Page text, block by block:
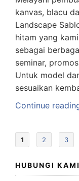
kanvas, blacu
Landscape
hitam yang
sebagai
seminar,
Untuk model
sesuaikan
Continue
1 2 3
HUBUNGI KAMI